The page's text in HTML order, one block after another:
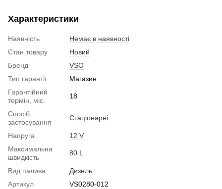
Характеристики
Наявність
Немає в наявності
Стан товару
Новий
Бренд
VSO
Тип гарантії
Магазин
Гарантійний
термін, міс.
18
Спосіб
застосування
Стаціонарні
Напруга
12 V
Максимальна
швидкість
80 L
Вид палива:
Дизель
Артикул
VS0280-012